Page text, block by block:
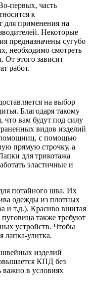
первых, часть
к
для применения на
Некоторые
предназначены сугубо
необходимо смотреть
От этого зависит
работ.
на выбор
Благодаря такому
что вам будут под силу
видов изделий
с помощью
прямую строчку, а
для трикотажа
эластичные и
потайного шва. Их
одежды из плотных
и т.д.). Красиво вшитая
также требуют
устройств. Чтобы
лапка-улитка.
изделий
КПД без
важно в условиях